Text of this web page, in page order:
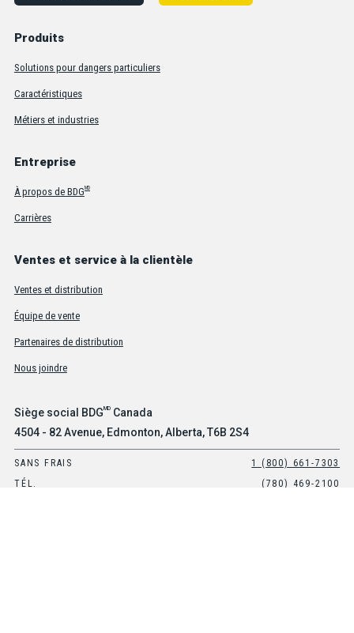
Produits
Solutions pour dangers particuliers
Caractéristiques
Métiers et industries
Entreprise
À propos de BDGMD
Carrières
Ventes et service à la clientèle
Ventes et distribution
Équipe de vente
Partenaires de distribution
Nous joindre
Siège social BDGMDCanada
4504 - 82 Avenue, Edmonton, Alberta, T6B 2S4
SANS FRAIS
1 (800) 661-7303
TÉL.
(780) 469-2100